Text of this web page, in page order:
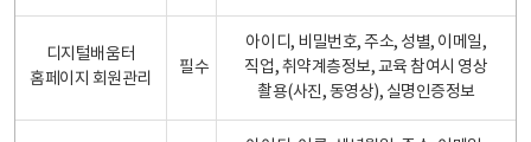
디지털배움터
홈페이지 회원관리
필수
아이디, 비밀번호, 주소, 성별, 이메일,
직업, 취약계층정보, 교육 참여시 영상
촬용(사진, 동영상), 실명인증정보